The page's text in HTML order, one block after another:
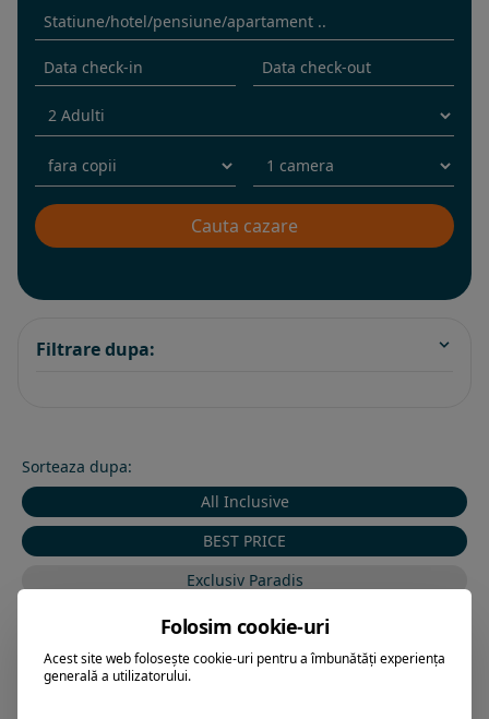
Filtrare dupa:
Sorteaza dupa:
All Inclusive
BEST PRICE
Exclusiv Paradis
Stele 1-5
Stele 5-1
Folosim cookie-uri
Acest site web folosește cookie-uri pentru a îmbunătăți experiența
generală a utilizatorului.